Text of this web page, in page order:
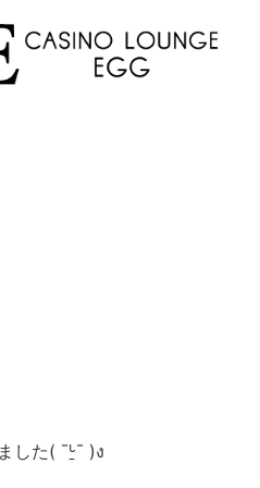
した( ¯ᒡ̱¯ )ง